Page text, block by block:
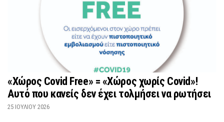
«Χώρος Covid Free» = «Χώρος χωρίς Covid»!
Αυτό που κανείς δεν έχει τολμήσει να ρωτήσει
25 ΙΟΥΛΊΟΥ 2026